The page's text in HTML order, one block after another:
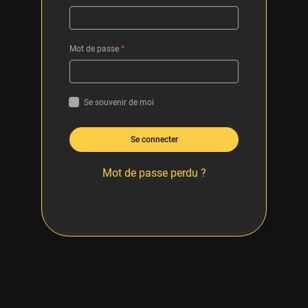
Mot de passe *
Se souvenir de moi
Se connecter
Mot de passe perdu ?